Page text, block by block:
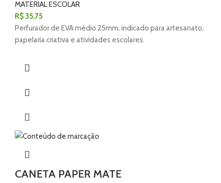
MATERIAL ESCOLAR
R$35,75
Perfurador de EVA médio 25mm, indicado para artesanato,
papelaria criativa e atividades escolares.
CANETA PAPER MATE